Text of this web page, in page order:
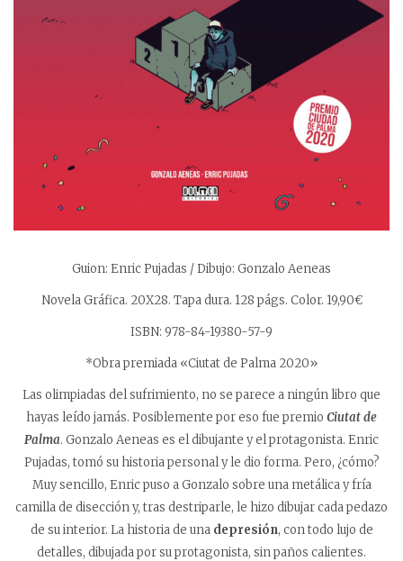
Guion: Enric Pujadas / Dibujo: Gonzalo Aeneas
Novela Gráfica. 20X28. Tapa dura. 128 págs. Color. 19,90€
ISBN: 978-84-19380-57-9
*Obra premiada «Ciutat de Palma 2020»
Las olimpiadas del sufrimiento, no se parece a ningún libro que
hayas leído jamás. Posiblemente por eso fue premio Ciutat de
Palma. Gonzalo Aeneas es el dibujante y el protagonista. Enric
Pujadas, tomó su historia personal y le dio forma. Pero, ¿cómo?
Muy sencillo, Enric puso a Gonzalo sobre una metálica y fría
camilla de disección y, tras destriparle, le hizo dibujar cada pedazo
de su interior. La historia de una depresión, con todo lujo de
detalles, dibujada por su protagonista, sin paños calientes.